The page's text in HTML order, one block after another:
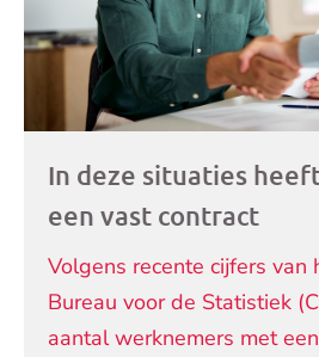
In deze situaties
een vast contract
Volgens recente cijfers van
Bureau voor de Statistiek
aantal werknemers met